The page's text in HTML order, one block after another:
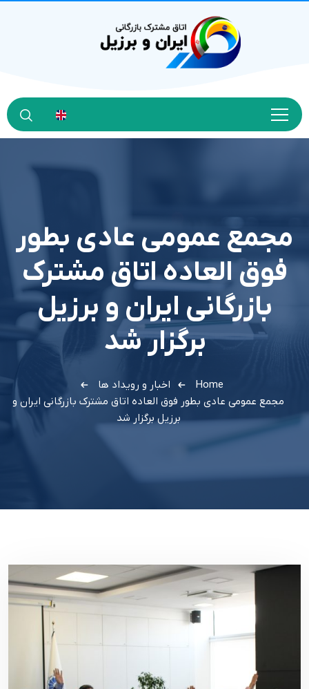
مجمع عمومی عادی بطور
فوق العاده اتاق مشترک
بازرگانی ایران و برزیل
برگزار شد
Home
اخبار و رویداد ها
مجمع عمومی عادی بطور فوق العاده اتاق مشترک بازرگانی ایران و
برزیل برگزار شد